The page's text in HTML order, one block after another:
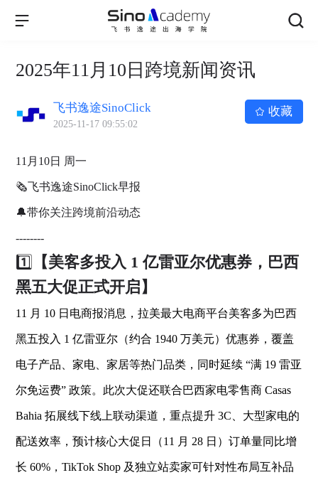
2025年11月10日跨境新闻资讯
飞书逸途SinoClick
2025-11-17 09:55:02
收藏
11月10日 周一
🗞飞书逸途SinoClick早报
🔔带你关注跨境前沿动态
--------
1️⃣
【美客多投入 1 亿雷亚尔优惠券，巴西
黑五大促正式开启】
11 月 10 日电商报消息，拉美最大电商平台美客多为巴西
黑五投入 1 亿雷亚尔（约合 1940 万美元）优惠券，覆盖
电子产品、家电、家居等热门品类，同时延续 “满 19 雷亚
尔免运费” 政策。此次大促还联合巴西家电零售商 Casas
Bahia 拓展线下线上联动渠道，重点提升 3C、大型家电的
配送效率，预计核心大促日（11 月 28 日）订单量同比增
长 60%，TikTok Shop 及独立站卖家可针对性布局互补品